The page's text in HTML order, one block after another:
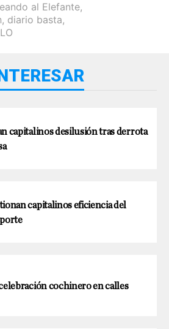
al Elefante,
, diario basta,
capitalinos desilusión tras derrota
capitalinos eficiencia del
cochinero en calles